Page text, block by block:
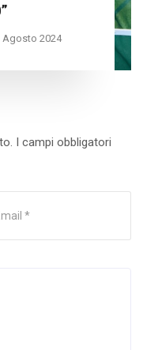
Agosto 2024
I campi obbligatori